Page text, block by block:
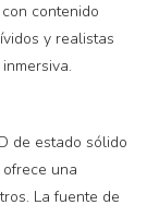
contenido
y realistas
de estado sólido
una
La fuente de